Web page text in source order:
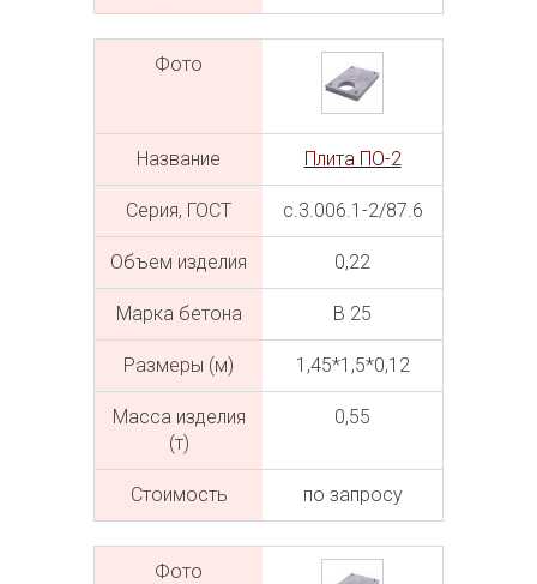
Фото
Название Плита ПО-2
Серия, ГОСТ с.3.006.1-2/87.6
Объем изделия 0,22
Марка бетона В 25
Размеры (м) 1,45*1,5*0,12
Масса изделия
(т)
0,55
Cтоимость по запросу
Фото